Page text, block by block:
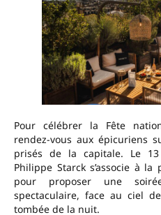
Pour célébrer la Fête
rendez-vous aux épicuriens
prisés de la capitale. Le
Philippe Starck s’associe à
pour proposer une
spectaculaire, face au ciel
tombée de la nuit.